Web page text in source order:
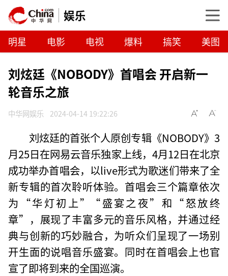
娱乐
明星 电影 电视 爆料 搞笑 美图
刘炫廷《NOBODY》首唱会 开启新一
轮音乐之旅
中华网娱乐 2024-04-14 19:22:26
刘炫廷的首张个人原创专辑《NOBODY》3
月25日在网易云音乐独家上线，4月12日在北京
成功举办首唱会，以live形式为歌迷们带来了全
新专辑的首次聆听体验。首唱会三个篇章依次
为“华灯初上”“盛宴之夜”和“怒放终
章”，展现了丰富多元的音乐风格，并通过经
典与创新的巧妙融合，为听众们呈现了一场别
开生面的说唱音乐盛宴。同时在首唱会上也官
宣了即将到来的全国巡演。